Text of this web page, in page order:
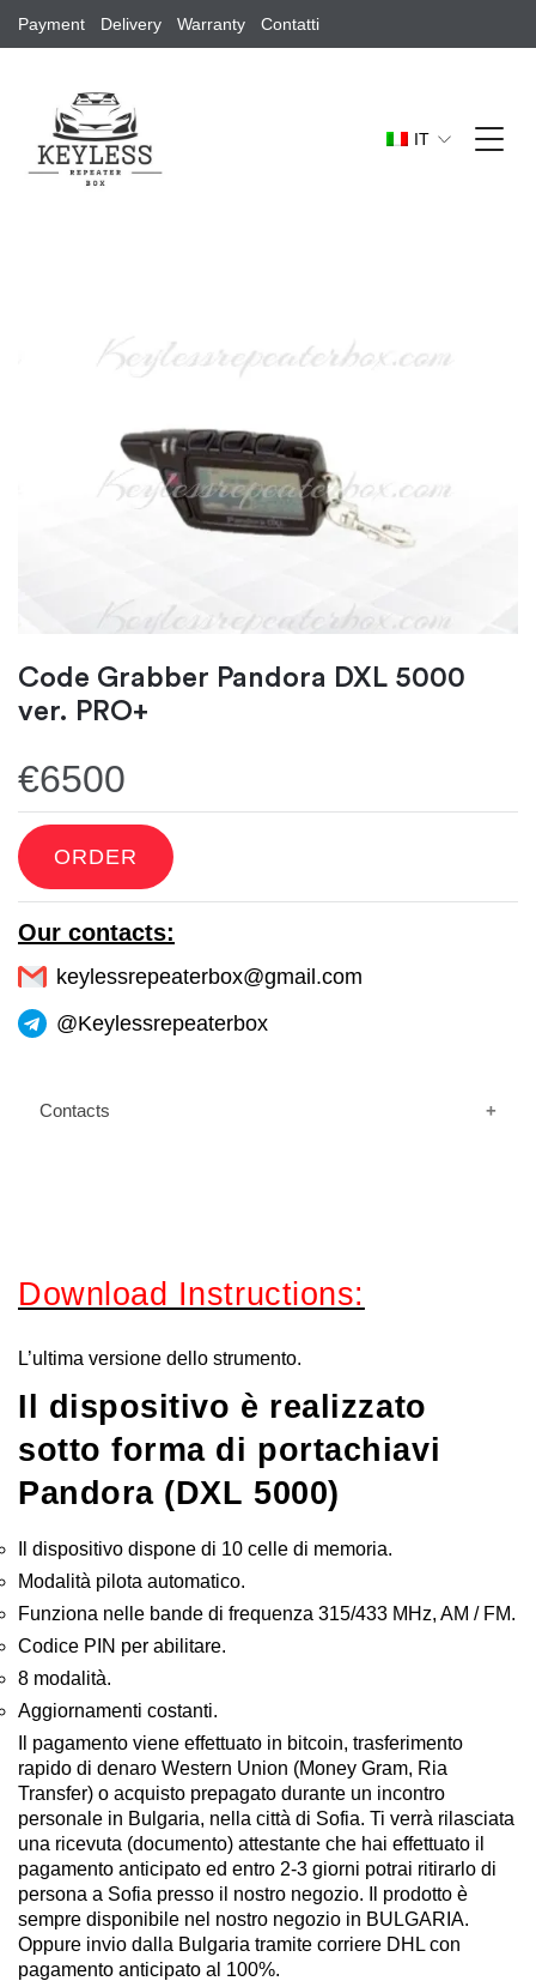
Payment Delivery Warranty Contatti
IT
Code Grabber Pandora DXL 5000
ver. PRO+
€6500
ORDER
Our contacts:
keylessrepeaterbox@gmail.com
@Keylessrepeaterbox
Contacts
Download Instructions:
L’ultima versione dello strumento.
Il dispositivo è realizzato
sotto forma di portachiavi
Pandora (DXL 5000)
Il dispositivo dispone di 10 celle di memoria.
Modalità pilota automatico.
Funziona nelle bande di frequenza 315/433 MHz, AM / FM.
Codice PIN per abilitare.
8 modalità.
Aggiornamenti costanti.
Il pagamento viene effettuato in bitcoin, trasferimento
rapido di denaro Western Union (Money Gram, Ria
Transfer) o acquisto prepagato durante un incontro
personale in Bulgaria, nella città di Sofia. Ti verrà rilasciata
una ricevuta (documento) attestante che hai effettuato il
pagamento anticipato ed entro 2-3 giorni potrai ritirarlo di
persona a Sofia presso il nostro negozio. Il prodotto è
sempre disponibile nel nostro negozio in BULGARIA.
Oppure invio dalla Bulgaria tramite corriere DHL con
pagamento anticipato al 100%.